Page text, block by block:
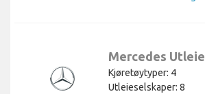
Mercedes Utleie
Kjøretøytyper: 4
Utleieselskaper: 8